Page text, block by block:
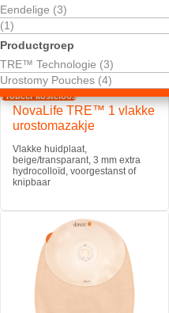
Eendelige (3)
(1)
Productgroep
TRE™ Technologie (3)
Urostomy Pouches (4)
Probeer kosteloos
NovaLife TRE™ 1 vlakke
urostomazakje
Vlakke huidplaat,
beige/transparant, 3 mm extra
hydrocolloïd, voorgestanst of
knipbaar